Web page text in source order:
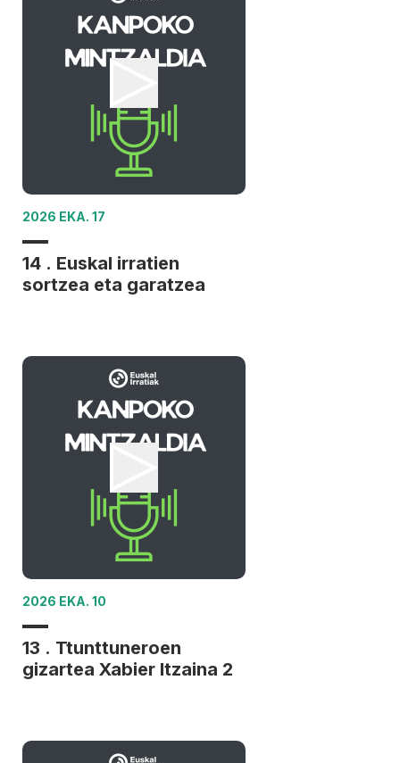
2026 EKA. 17
14 . Euskal irratien
sortzea eta garatzea
2026 EKA. 10
13 . Ttunttuneroen
gizartea Xabier Itzaina 2